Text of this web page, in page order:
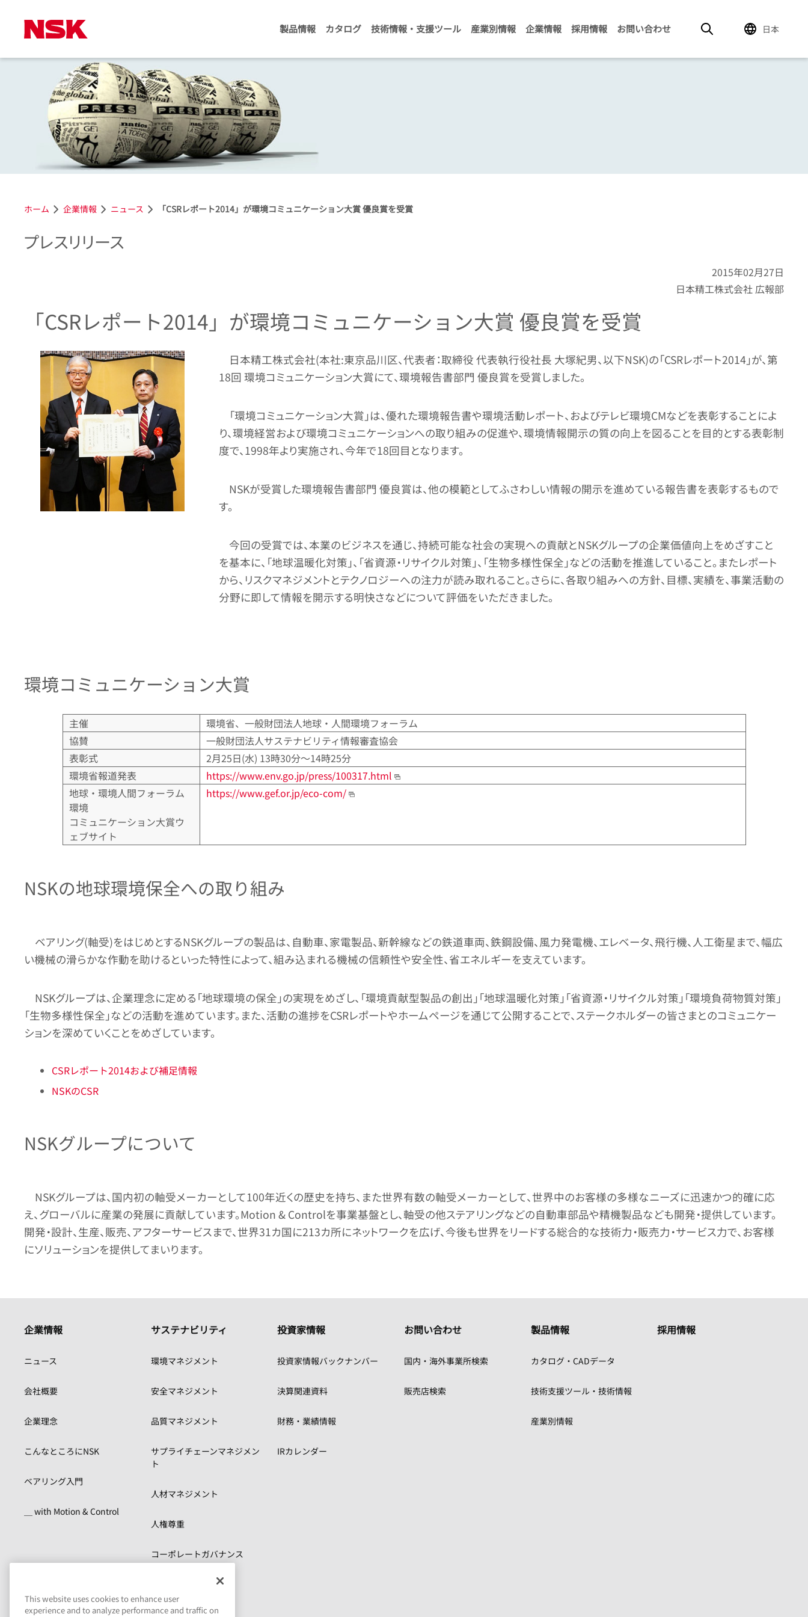
ホーム 企業情報 ニュース 「CSRレポート2014」が環境コミュニケーション大賞 優良賞を受賞
製品情報 カタログ 技術情報・支援ツール 産業別情報 企業情報 採用情報 お問い合わせ 日本
プレスリリース
2015年02月27日
日本精工株式会社 広報部
「CSRレポート2014」が環境コミュニケーション大賞 優良賞を受賞
日本精工株式会社(本社:東京品川区、代表者：取締役 代表執行役社長 大塚紀男、以下NSK)の「CSRレポート2014」が、第
18回 環境コミュニケーション大賞にて、環境報告書部門 優良賞を受賞しました。
「環境コミュニケーション大賞」は、優れた環境報告書や環境活動レポート、およびテレビ環境CMなどを表彰することによ
り、環境経営および環境コミュニケーションへの取り組みの促進や、環境情報開示の質の向上を図ることを目的とする表彰制
度で、1998年より実施され、今年で18回目となります。
NSKが受賞した環境報告書部門 優良賞は、他の模範としてふさわしい情報の開示を進めている報告書を表彰するもので
す。
今回の受賞では、本業のビジネスを通じ、持続可能な社会の実現への貢献とNSKグループの企業価値向上をめざすこと
を基本に、「地球温暖化対策」、「省資源・リサイクル対策」、「生物多様性保全」などの活動を推進していること。またレポート
から、リスクマネジメントとテクノロジーへの注力が読み取れること。さらに、各取り組みへの方針、目標、実績を、事業活動の
分野に即して情報を開示する明快さなどについて評価をいただきました。
環境コミュニケーション大賞
主催
環境省、一般財団法人地球・人間環境フォーラム
協賛
一般財団法人サステナビリティ情報審査協会
表彰式
2月25日(水) 13時30分～14時25分
環境省報道発表
https://www.env.go.jp/press/100317.html
地球・環境人間フォーラム
環境
コミュニケーション大賞ウ
ェブサイト
https://www.gef.or.jp/eco-com/
NSKの地球環境保全への取り組み
ベアリング(軸受)をはじめとするNSKグループの製品は、自動車、家電製品、新幹線などの鉄道車両、鉄鋼設備、風力発電機、エレベータ、飛行機、人工衛星まで、幅広
い機械の滑らかな作動を助けるといった特性によって、組み込まれる機械の信頼性や安全性、省エネルギーを支えています。
NSKグループは、企業理念に定める「地球環境の保全」の実現をめざし、「環境貢献型製品の創出」「地球温暖化対策」「省資源・リサイクル対策」「環境負荷物質対策」
「生物多様性保全」などの活動を進めています。また、活動の進捗をCSRレポートやホームページを通じて公開することで、ステークホルダーの皆さまとのコミュニケー
ションを深めていくことをめざしています。
CSRレポート2014および補足情報
NSKのCSR
NSKグループについて
NSKグループは、国内初の軸受メーカーとして100年近くの歴史を持ち、また世界有数の軸受メーカーとして、世界中のお客様の多様なニーズに迅速かつ的確に応
え、グローバルに産業の発展に貢献しています。Motion & Controlを事業基盤とし、軸受の他ステアリングなどの自動車部品や精機製品なども開発・提供しています。
開発・設計、生産、販売、アフターサービスまで、世界31カ国に213カ所にネットワークを広げ、今後も世界をリードする総合的な技術力・販売力・サービス力で、お客様
にソリューションを提供してまいります。
企業情報
ニュース
会社概要
企業理念
こんなところにNSK
ベアリング入門
＿ with Motion & Control
サステナビリティ
環境マネジメント
安全マネジメント
品質マネジメント
サプライチェーンマネジメン
ト
人材マネジメント
人権尊重
コーポレートガバナンス
リスクマネジメント
コンプライアンス
投資家情報
投資家情報バックナンバー
決算関連資料
財務・業績情報
IRカレンダー
お問い合わせ
国内・海外事業所検索
販売店検索
製品情報
カタログ・CADデータ
技術支援ツール・技術情報
産業別情報
採用情報
This website uses cookies to enhance user
experience and to analyze performance and traffic on